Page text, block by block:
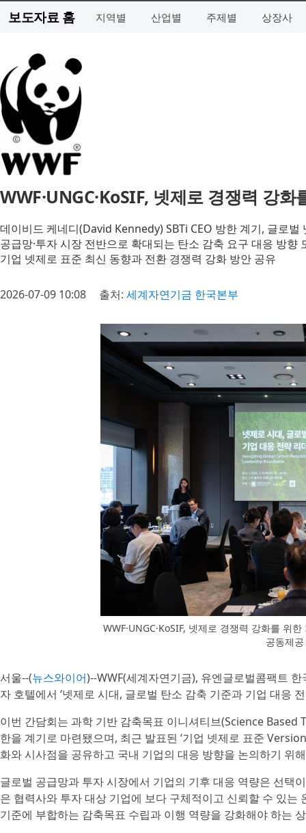
보도자료 홈 지역별 산업별 주제별 상장사
WWF·UNGC·KoSIF, 넷제로 경쟁력 강
데이비드 케네디(David Kennedy) SBTi CEO 방한 계기, 글로
공급망·투자 시장 전반으로 확대되는 탄소 감축 요구 대응 방향
기업 넷제로 표준 최신 동향과 전환 경쟁력 강화 방안 공유
2026-07-09 10:08 출처: 세계자연기금 한국본부
WWF·UNGC·KoSIF, 넷제로 경쟁력 강화를 위
공동제
서울--(뉴스와이어)--WWF(세계자연기금), 유엔글로벌콤팩트
자 호텔에서 ‘넷제로 시대, 글로벌 탄소 감축 기준과 기업 대응
이번 간담회는 과학 기반 감축목표 이니셔티브(Science
한을 계기로 마련됐으며, 최근 발표된 ‘기업 넷제로 표준
화와 시사점을 공유하고 국내 기업의 대응 방향을 논의하기 위
글로벌 공급망과 투자 시장에서 기업의 기후 대응 역량은 선택
은 협력사와 투자 대상 기업에 보다 구체적이고 신뢰할 수 있
기준에 부합하는 감축목표 수립과 이행 역량을 강화해야 하는